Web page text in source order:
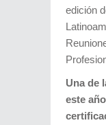
edición
Una de
este